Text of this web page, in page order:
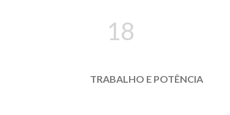
18
TRABALHO E POTÊNCIA